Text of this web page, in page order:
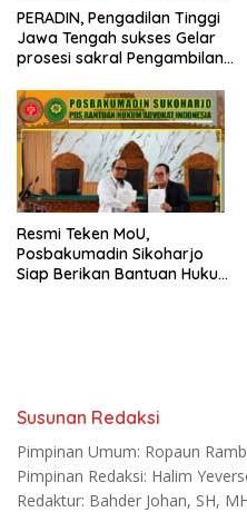
PERADIN, Pengadilan Tinggi
Jawa Tengah sukses Gelar
prosesi sakral Pengambilan
Resmi Teken MoU,
Posbakumadin Sikoharjo
Siap Berikan Bantuan Hukum
Susunan Redaksi
Pimpinan Umum: Ropaun
Pimpinan Redaksi: Halim
Redaktur: Bahder Johan, SH,